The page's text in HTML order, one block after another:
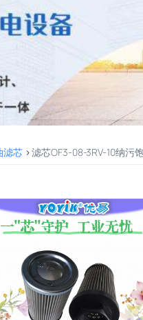
滤芯>滤芯OF3-08-3RV-10纳污